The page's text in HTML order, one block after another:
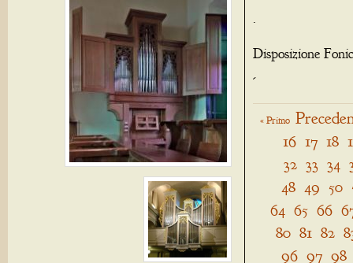
.
Disposizione
-
« Primo
16 17 18
32 33 34
48 49 50
64 65 66
80 81 82
96 97 98